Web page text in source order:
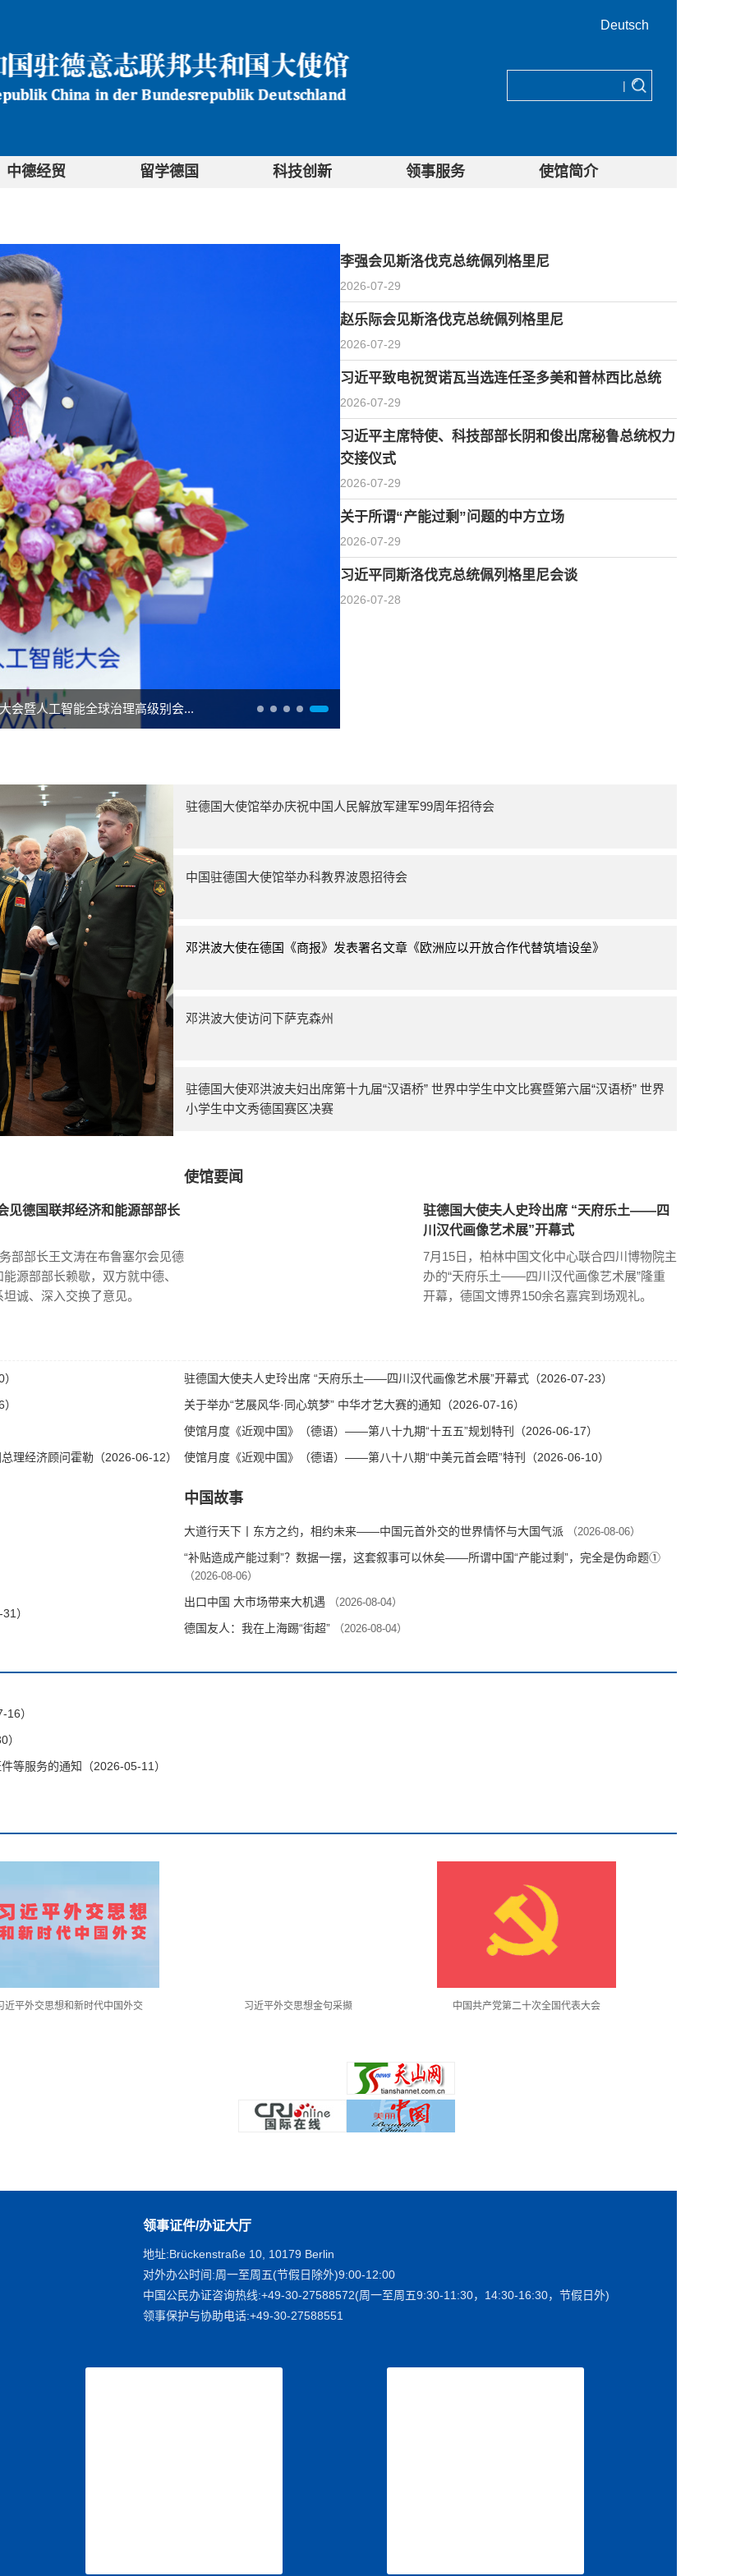
Deutsch
|
中德经贸 留学德国 科技创新 领事服务 使馆简介
总统佩列格里尼会谈
李强会见斯洛伐克总统佩列格里尼
2026-07-29
赵乐际会见斯洛伐克总统佩列格里尼
2026-07-29
习近平致电祝贺诺瓦当选连任圣多美和普林西比总统
2026-07-29
习近平主席特使、科技部部长阴和俊出席秘鲁总统权力
交接仪式
2026-07-29
关于所谓“产能过剩”问题的中方立场
2026-07-29
习近平同斯洛伐克总统佩列格里尼会谈
2026-07-28
驻德国大使馆举办庆祝中国人民解放军建军99周年招待会
中国驻德国大使馆举办科教界波恩招待会
邓洪波大使在德国《商报》发表署名文章《欧洲应以开放合作代替筑墙设垒》
邓洪波大使访问下萨克森州
驻德国大使邓洪波夫妇出席第十九届“汉语桥” 世界中学生中文比赛暨第六届“汉语桥” 世界
小学生中文秀德国赛区决赛
见德国联邦经济和能源部部长
部部长王文涛在布鲁塞尔会见德
源部部长赖歇，双方就中德、
诚、深入交换了意见。
理经济顾问霍勒（2026-06-12）
使馆要闻
驻德国大使夫人史玲出席 “天府乐土——四
川汉代画像艺术展”开幕式
7月15日，柏林中国文化中心联合四川博物院主
办的“天府乐土——四川汉代画像艺术展”隆重
开幕，德国文博界150余名嘉宾到场观礼。
驻德国大使夫人史玲出席 “天府乐土——四川汉代画像艺术展”开幕式（2026-07-23）
关于举办“艺展风华·同心筑梦” 中华才艺大赛的通知（2026-07-16）
使馆月度《近观中国》（德语）——第八十九期“十五五”规划特刊（2026-06-17）
使馆月度《近观中国》（德语）——第八十八期“中美元首会晤”特刊（2026-06-10）
）
中国故事
大道行天下丨东方之约，相约未来——中国元首外交的世界情怀与大国气派 （2026-08-06）
“补贴造成产能过剩”？数据一摆，这套叙事可以休矣——所谓中国“产能过剩”，完全是伪命题①
（2026-08-06）
出口中国 大市场带来大机遇 （2026-08-04）
德国友人：我在上海踢“街超” （2026-08-04）
）
等服务的通知（2026-05-11）
习近平外交思想金句采撷 中国共产党第二十次全国代表大会 使馆月度通讯《近观中国》
领事证件/办证大厅
地址:Brückenstraße 10, 10179 Berlin
对外办公时间:周一至周五(节假日除外)9:00-12:00
中国公民办证咨询热线:+49-30-27588572(周一至周五9:30-11:30，14:30-16:30，节假日外)
领事保护与协助电话:+49-30-27588551